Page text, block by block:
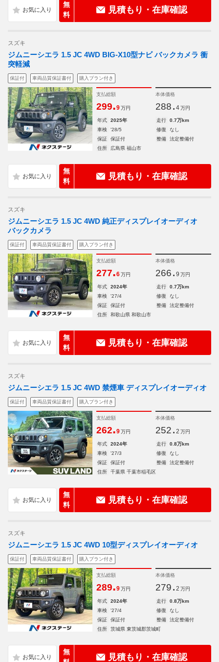
無
料
見積もり・在庫確認
スズキ
ジムニーシエラ 1.5 JC 4WD BIG-X10型ナビ バックカメラ 衝
突軽減
保証付 車両品質保証書付 購入プラン付き
支払総額
299.9 万円
本体価格
288. 4 万円
年式 2025年 走行
0.7万km
車検
'28/5 修復
なし
保証
保証付 整備
法定整備付
住所
広島県 福山市
無
料
見積もり・在庫確認
スズキ
ジムニーシエラ 1.5 JC 4WD 純正ディスプレイオーディオ
バックカメラ
保証付 車両品質保証書付 購入プラン付き
支払総額
277.6 万円
本体価格
266. 9 万円
年式 2024年 走行
0.7万km
車検
'27/4 修復
なし
保証
保証付 整備
法定整備付
住所
和歌山県 和歌山市
無
料
見積もり・在庫確認
スズキ
ジムニーシエラ 1.5 JC 4WD 禁煙車 ディスプレイオーディオ
保証付 車両品質保証書付 購入プラン付き
支払総額
262.9 万円
本体価格
252. 2 万円
年式 2024年 走行
0.8万km
車検
'27/3 修復
なし
保証
保証付 整備
法定整備付
住所
千葉県 千葉市稲毛区
無
料
見積もり・在庫確認
スズキ
ジムニーシエラ 1.5 JC 4WD 10型ディスプレイオーディオ
保証付 車両品質保証書付 購入プラン付き
支払総額
289.9 万円
本体価格
279. 2 万円
年式 2024年 走行
0.8万km
車検
'27/4 修復
なし
保証
保証付 整備
法定整備付
住所
茨城県 東茨城郡茨城町
無
見積もり・在庫確認